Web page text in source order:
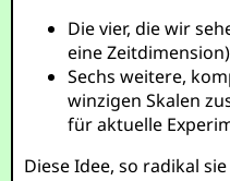
Die vier, die wir
eine
Sechs weitere,
winzigen Skalen
für aktuelle
Diese Idee, so radikal